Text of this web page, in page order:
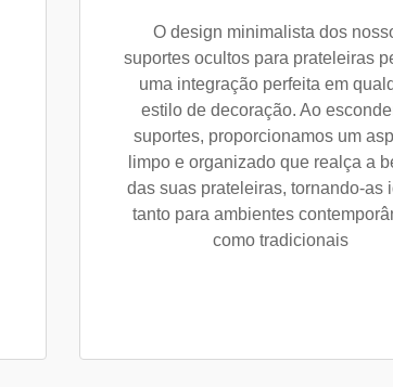
O design minimalista dos
suportes ocultos para prateleiras
uma integração perfeita em
estilo de decoração. Ao
suportes, proporcionamos um
limpo e organizado que realça a
das suas prateleiras, tornando-as
tanto para ambientes
como tradicionais